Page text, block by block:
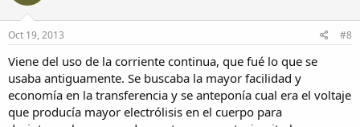
Oct 19, 2013 #8
Viene del uso de la corriente continua, que fué lo que se
usaba antiguamente. Se buscaba la mayor facilidad y
economía en la transferencia y se anteponía cual era el voltaje
que producía mayor electrólisis en el cuerpo para